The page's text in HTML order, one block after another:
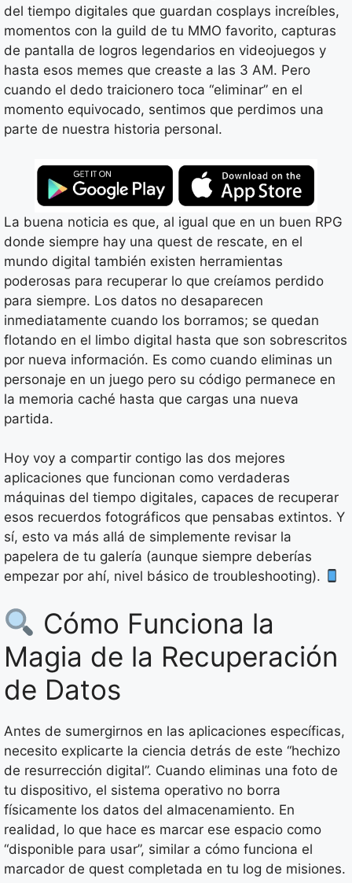
del tiempo digitales que guardan cosplays increíbles,
momentos con la guild de tu MMO favorito, capturas
de pantalla de logros legendarios en videojuegos y
hasta esos memes que creaste a las 3 AM. Pero
cuando el dedo traicionero toca “eliminar” en el
momento equivocado, sentimos que perdimos una
parte de nuestra historia personal.
La buena noticia es que, al igual que en un buen RPG
donde siempre hay una quest de rescate, en el
mundo digital también existen herramientas
poderosas para recuperar lo que creíamos perdido
para siempre. Los datos no desaparecen
inmediatamente cuando los borramos; se quedan
flotando en el limbo digital hasta que son sobrescritos
por nueva información. Es como cuando eliminas un
personaje en un juego pero su código permanece en
la memoria caché hasta que cargas una nueva
partida.
Hoy voy a compartir contigo las dos mejores
aplicaciones que funcionan como verdaderas
máquinas del tiempo digitales, capaces de recuperar
esos recuerdos fotográficos que pensabas extintos. Y
sí, esto va más allá de simplemente revisar la
papelera de tu galería (aunque siempre deberías
empezar por ahí, nivel básico de troubleshooting).
Cómo Funciona la
Magia de la Recuperación
de Datos
Antes de sumergirnos en las aplicaciones específicas,
necesito explicarte la ciencia detrás de este “hechizo
de resurrección digital”. Cuando eliminas una foto de
tu dispositivo, el sistema operativo no borra
físicamente los datos del almacenamiento. En
realidad, lo que hace es marcar ese espacio como
“disponible para usar”, similar a cómo funciona el
marcador de quest completada en tu log de misiones.